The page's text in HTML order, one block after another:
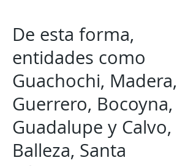
De esta forma,
entidades como
Guachochi, Madera,
Guerrero, Bocoyna,
Guadalupe y Calvo,
Balleza, Santa